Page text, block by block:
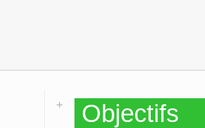
Objectifs